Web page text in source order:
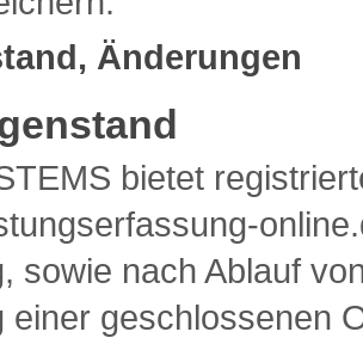
Änderungen
bietet
sowie nach Ablauf
einer geschlossenen